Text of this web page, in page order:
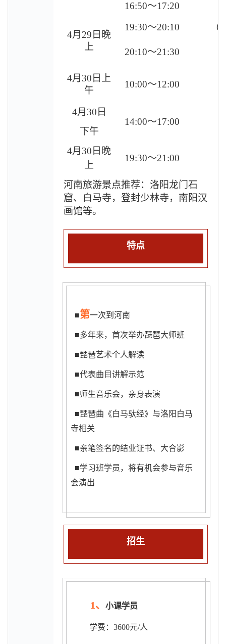
16:50～17:20
4月29日晚
上
19:30～20:10 6
20:10～21:30
4月30日上
午
10:00～12:00
4月30日
下午
14:00～17:00
4月30日晚
上
19:30～21:00
河南旅游景点推荐：洛阳龙门石
窟、白马寺，登封少林寺，南阳汉
画馆等。
特点
■第一次到河南
■多年来，首次举办琵琶大师班
■琵琶艺术个人解读
■代表曲目讲解示范
■师生音乐会，亲身表演
■琵琶曲《白马驮经》与洛阳白马
寺相关
■亲笔签名的结业证书、大合影
■学习班学员，将有机会参与音乐
会演出
招生
1、 小课学员
学费：3600元/人